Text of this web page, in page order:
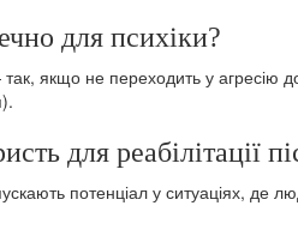
для психіки?
якщо не переходить у агресію
для реабілітації
потенціал у ситуаціях, де